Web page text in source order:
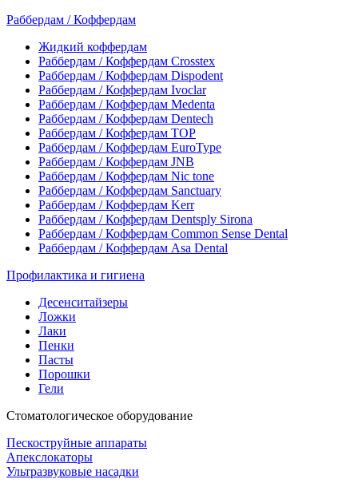
Раббердам / Коффердам
Жидкий коффердам
Раббердам / Коффердам Crosstex
Раббердам / Коффердам Dispodent
Раббердам / Коффердам Ivoclar
Раббердам / Коффердам Medenta
Раббердам / Коффердам Dentech
Раббердам / Коффердам ТОР
Раббердам / Коффердам EuroType
Раббердам / Коффердам JNB
Раббердам / Коффердам Nic tone
Раббердам / Коффердам Sanctuary
Раббердам / Коффердам Kerr
Раббердам / Коффердам Dentsply Sirona
Раббердам / Коффердам Common Sense Dental
Раббердам / Коффердам Asa Dental
Профилактика и гигиена
Десенситайзеры
Ложки
Лаки
Пенки
Пасты
Порошки
Гели
Стоматологическое оборудование
Пескоструйные аппараты
Апекслокаторы
Ультразвуковые насадки